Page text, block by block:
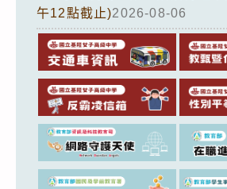
午12點截止)2026-08-06